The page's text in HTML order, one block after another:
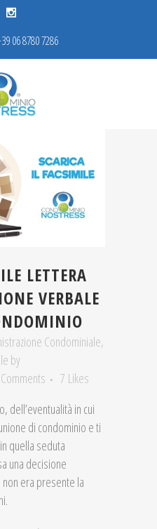
06 8780 7286
LETTERA
VERBALE
Condominiale,
by
7 Likes
dell’eventualità in cui
di condominio e ti
quella seduta
una decisione
era presente la